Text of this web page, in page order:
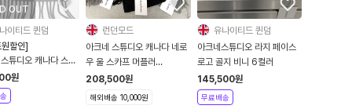
OUT
이티드 퀸덤
할인]
튜디오 캐나다 스키
원
런던모드
아크네 스튜디오 캐나다 네로
우 울 스카프 머플러
CA0086
208,500원
해외배송 10,000원
유나이티드 퀸덤
아크네스튜디오 라지 페이스
로고 골지 비니 6컬러
145,500원
무료배송